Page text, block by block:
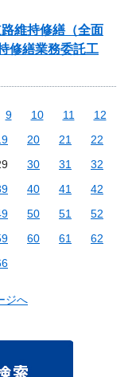
維持修繕（全面
修繕業務委託工
9 10 11
12
20 21
22
30 31
32
40 41
42
50 51
52
60 61
62
ジへ